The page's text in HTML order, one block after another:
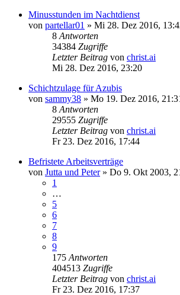
Minusstunden im Nachtdienst
von partellar01 » Mi 28. Dez 2016,
8 Antworten
34384 Zugriffe
Letzter Beitrag von christ.ai
Mi 28. Dez 2016, 23:20
Schichtzulage für Azubis
von sammy38 » Mo 19. Dez 2016,
8 Antworten
29555 Zugriffe
Letzter Beitrag von christ.ai
Fr 23. Dez 2016, 17:44
Befristete Arbeitsverträge
von Jutta und Peter» Do 9. Okt 2003,
1
…
5
6
7
8
9
175 Antworten
404513 Zugriffe
Letzter Beitrag von christ.ai
Fr 23. Dez 2016, 17:37